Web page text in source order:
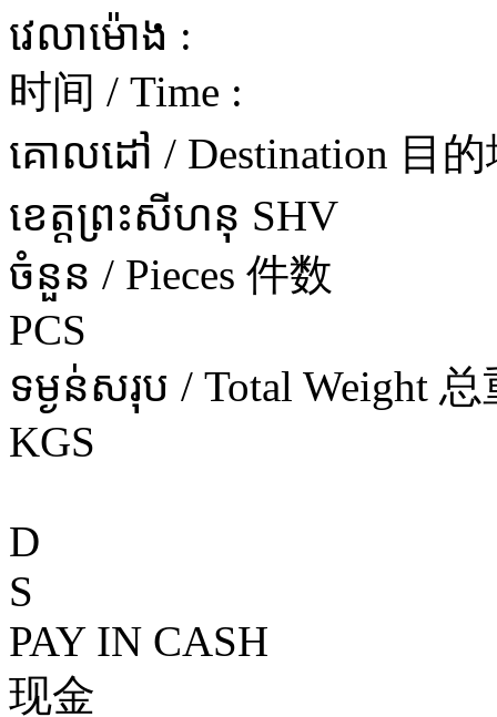
វេលាម៉ោង :
时间 / Time :
គោលដៅ / Destination 目的
ខេត្តព្រះសីហនុ SHV
ចំនួន / Pieces 件数
PCS
ទម្ងន់សរុប / Total Weight 总
KGS
D
S
PAY IN CASH
现金